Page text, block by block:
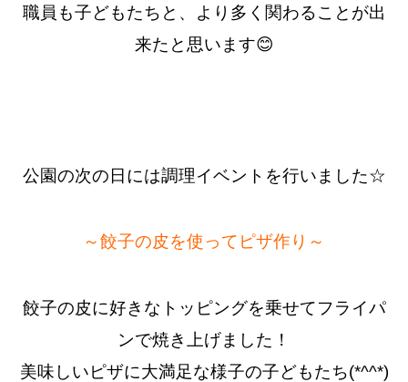
職員も子どもたちと、より多く関わることが出
来たと思います😊
公園の次の日には調理イベントを行いました☆
～餃子の皮を使ってピザ作り～
餃子の皮に好きなトッピングを乗せてフライパ
ンで焼き上げました！
美味しいピザに大満足な様子の子どもたち(*^^*)